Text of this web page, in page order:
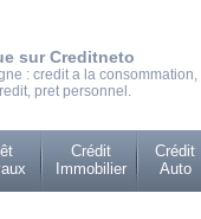
sur Creditneto
: credit a la consommation,
pret personnel.
Crédit
Immobilier
Crédit
Auto